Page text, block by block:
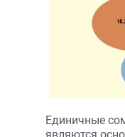
Единичные